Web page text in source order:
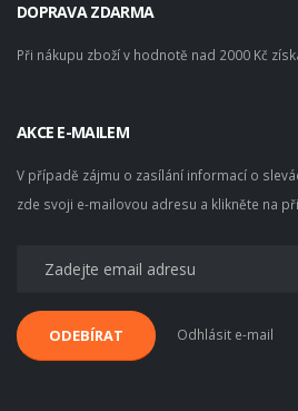
DOPRAVA ZDARMA
Při nákupu zboží v hodnotě nad 2000 Kč
AKCE E-MAILEM
V případě zájmu o zasílání informací o
zde svoji e-mailovou adresu a klikněte na
ODEBÍRAT Odhlásit e-mail